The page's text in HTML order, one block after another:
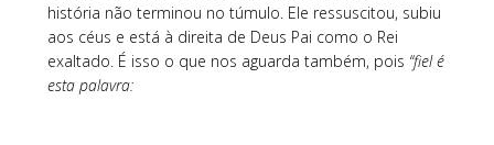
história não terminou no túmulo. Ele ressuscitou, subiu
aos céus e está à direita de Deus Pai como o Rei
exaltado. É isso o que nos aguarda também, pois “fiel é
esta palavra: